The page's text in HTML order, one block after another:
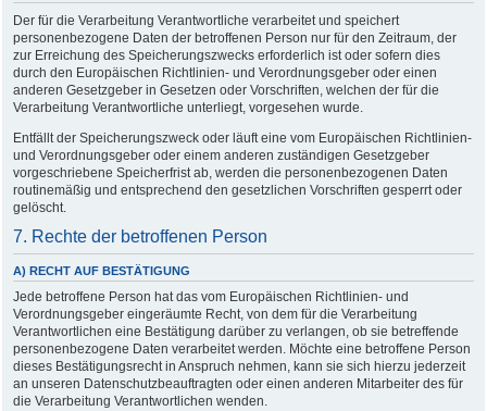
Der für die Verarbeitung Verantwortliche verarbeitet und speichert
personenbezogene Daten der betroffenen Person nur für den Zeitraum, der
zur Erreichung des Speicherungszwecks erforderlich ist oder sofern dies
durch den Europäischen Richtlinien- und Verordnungsgeber oder einen
anderen Gesetzgeber in Gesetzen oder Vorschriften, welchen der für die
Verarbeitung Verantwortliche unterliegt, vorgesehen wurde.
Entfällt der Speicherungszweck oder läuft eine vom Europäischen Richtlinien-
und Verordnungsgeber oder einem anderen zuständigen Gesetzgeber
vorgeschriebene Speicherfrist ab, werden die personenbezogenen Daten
routinemäßig und entsprechend den gesetzlichen Vorschriften gesperrt oder
gelöscht.
7. Rechte der betroffenen Person
A) RECHT AUF BESTÄTIGUNG
Jede betroffene Person hat das vom Europäischen Richtlinien- und
Verordnungsgeber eingeräumte Recht, von dem für die Verarbeitung
Verantwortlichen eine Bestätigung darüber zu verlangen, ob sie betreffende
personenbezogene Daten verarbeitet werden. Möchte eine betroffene Person
dieses Bestätigungsrecht in Anspruch nehmen, kann sie sich hierzu jederzeit
an unseren Datenschutzbeauftragten oder einen anderen Mitarbeiter des für
die Verarbeitung Verantwortlichen wenden.